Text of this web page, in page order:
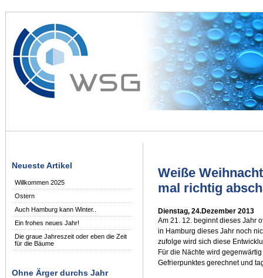
Neueste Artikel
Willkommen 2025
Ostern
Auch Hamburg kann Winter..
Ein frohes neues Jahr!
Die graue Jahreszeit oder eben die Zeit
für die Bäume
Ohne Ärger durchs Jahr
Weiße
mal richtig
Dienstag, 24.Dezember 2013
Am 21. 12. beginnt dieses Jahr
in Hamburg dieses Jahr noch
zufolge wird sich diese
Für die Nächte wird
Gefrierpunktes gerechnet und